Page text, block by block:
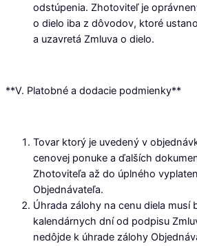
odstúpenia. Zhotoviteľ je
o dielo iba z dôvodov, ktoré
a uzavretá Zmluva o dielo.
**V. Platobné a dodacie podmienky**
Tovar ktorý je uvedený v
cenovej ponuke a ďalších
Zhotoviteľa až do úplného
Objednávateľa.
Úhrada zálohy na cenu diela musí
kalendárnych dní od podpisu
nedôjde k úhrade zálohy